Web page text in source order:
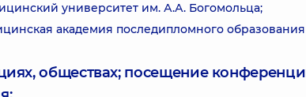
университет им. А.А. Богомольца;
академия последипломного
обществах; посещение